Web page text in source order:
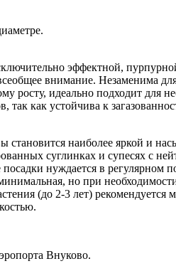
эффектной,
внимание. Незаменима
росту, идеально подходит для
как устойчива к
становится наиболее яркой и
суглинках и супесях с
нуждается в регулярном
но при
(до 2-3 лет) рекомендуется
Внуково.